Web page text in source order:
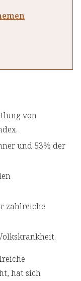
von
und 53% der
zahlreiche
hat sich